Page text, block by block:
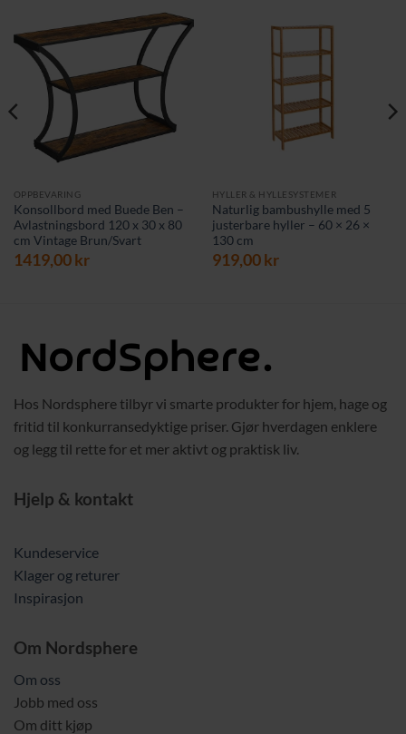
OPPBEVARING
Konsollbord med Buede Ben –
Avlastningsbord 120 x 30 x 80
cm Vintage Brun/Svart
1419,00kr
HYLLER & HYLLESYSTEMER
Naturlig bambushylle med 5
justerbare hyller – 60 × 26 ×
130 cm
919,00kr
Hos Nordsphere tilbyr vi smarte produkter for hjem, hage og
fritid til konkurransedyktige priser. Gjør hverdagen enklere
og legg til rette for et mer aktivt og praktisk liv.
Hjelp & kontakt
Kundeservice
Klager og returer
Inspirasjon
Om Nordsphere
Om oss
Jobb med oss
Om ditt kjøp